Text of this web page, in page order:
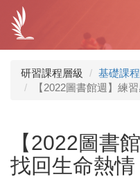
內
研習課程層級
基礎課程
【2022圖書館週】練
【2022圖書
找回生命熱情